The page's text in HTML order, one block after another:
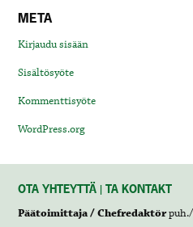
META
Kirjaudu sisään
Sisältösyöte
Kommenttisyöte
WordPress.org
OTA YHTEYTTÄ | TA KONTAKT
Päätoimittaja / Chefredaktör